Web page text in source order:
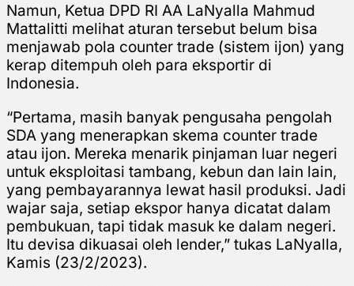
Namun, Ketua DPD RI AA LaNyalla Mahmud
Mattalitti melihat aturan tersebut belum bisa
menjawab pola counter trade (sistem ijon) yang
kerap ditempuh oleh para eksportir di
Indonesia.
“Pertama, masih banyak pengusaha pengolah
SDA yang menerapkan skema counter trade
atau ijon. Mereka menarik pinjaman luar negeri
untuk eksploitasi tambang, kebun dan lain lain,
yang pembayarannya lewat hasil produksi. Jadi
wajar saja, setiap ekspor hanya dicatat dalam
pembukuan, tapi tidak masuk ke dalam negeri.
Itu devisa dikuasai oleh lender,” tukas LaNyalla,
Kamis (23/2/2023).